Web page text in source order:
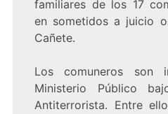
familiares de los 17
en sometidos a juicio
Cañete.
Los comuneros son
Ministerio Público
Antiterrorista. Entre